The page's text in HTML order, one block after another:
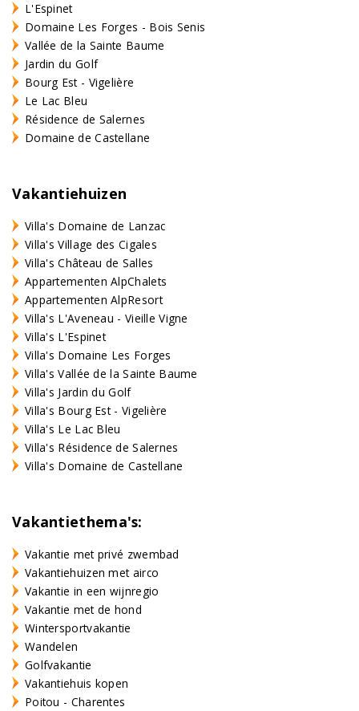
L'Espinet
Domaine Les Forges - Bois Senis
Vallée de la Sainte Baume
Jardin du Golf
Bourg Est - Vigelière
Le Lac Bleu
Résidence de Salernes
Domaine de Castellane
Vakantiehuizen
Villa's Domaine de Lanzac
Villa's Village des Cigales
Villa's Château de Salles
Appartementen AlpChalets
Appartementen AlpResort
Villa's L'Aveneau - Vieille Vigne
Villa's L'Espinet
Villa's Domaine Les Forges
Villa's Vallée de la Sainte Baume
Villa's Jardin du Golf
Villa's Bourg Est - Vigelière
Villa's Le Lac Bleu
Villa's Résidence de Salernes
Villa's Domaine de Castellane
Vakantiethema's:
Vakantie met privé zwembad
Vakantiehuizen met airco
Vakantie in een wijnregio
Vakantie met de hond
Wintersportvakantie
Wandelen
Golfvakantie
Vakantiehuis kopen
Poitou - Charentes